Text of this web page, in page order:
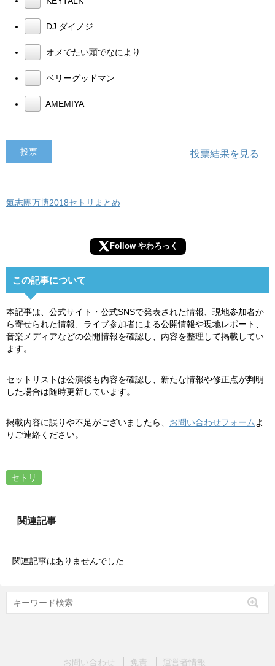
DJ ダイノジ
オメでたい頭でなにより
ベリーグッドマン
AMEMIYA
投票結果を見る
氣志團万博2018セトリまとめ
Follow やわろっく
この記事について
本記事は、公式サイト・公式SNSで発表された情報、現地参加者か
ら寄せられた情報、ライブ参加者による公開情報や現地レポート、
音楽メディアなどの公開情報を確認し、内容を整理して掲載してい
ます。
セットリストは公演後も内容を確認し、新たな情報や修正点が判明
した場合は随時更新しています。
掲載内容に誤りや不足がございましたら、 お問い合わせフォームよ
りご連絡ください。
セトリ
関連記事
関連記事はありませんでした
お問い合わせ 免責 運営者情報